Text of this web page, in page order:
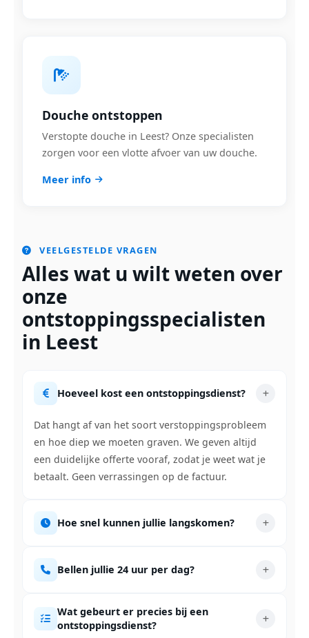
Douche ontstoppen
Verstopte douche in Leest? Onze specialisten
zorgen voor een vlotte afvoer van uw douche.
Meer info
VEELGESTELDE VRAGEN
Alles wat u wilt weten over
onze
ontstoppingsspecialisten
in Leest
Hoeveel kost een ontstoppingsdienst?
Dat hangt af van het soort verstoppingsprobleem
en hoe diep we moeten graven. We geven altijd
een duidelijke offerte vooraf, zodat je weet wat je
betaalt. Geen verrassingen op de factuur.
Hoe snel kunnen jullie langskomen?
Bellen jullie 24 uur per dag?
Wat gebeurt er precies bij een
ontstoppingsdienst?